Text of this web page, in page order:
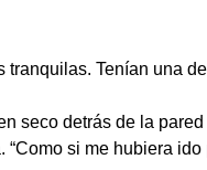
Tenían una
seco detrás de la
si me hubiera